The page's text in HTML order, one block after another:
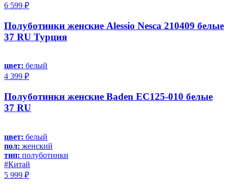
6 599 ₽
Полуботинки женские Alessio Nesca 210409 белые
37 RU Турция
цвет: белый
4 399 ₽
Полуботинки женские Baden EC125-010 белые
37 RU
цвет: белый
пол: женский
тип: полуботинки
#Китай
5 999 ₽